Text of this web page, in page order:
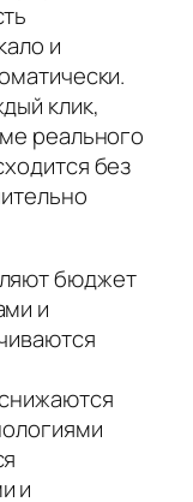
и
клик,
реального
без
бюджет
и
и